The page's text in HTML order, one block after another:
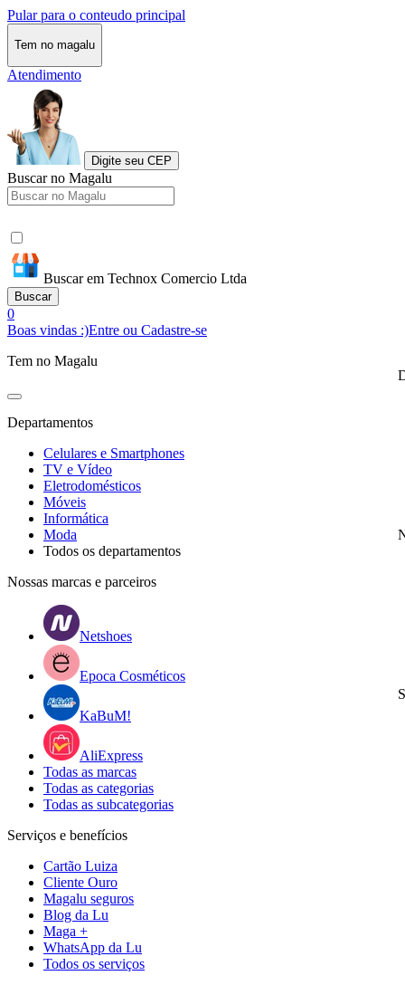
Pular para o conteudo principal
Tem no magalu
Atendimento
Digite seu CEP
Buscar no Magalu
Buscar em Technox Comercio Ltda
Buscar
0
Boas vindas :)Entre ou Cadastre-se
Tem no Magalu
Departamentos
Celulares e Smartphones
TV e Vídeo
Eletrodomésticos
Móveis
Informática
Moda
Todos os departamentos
Nossas marcas e parceiros
Netshoes
Epoca Cosméticos
KaBuM!
AliExpress
Todas as marcas
Todas as categorias
Todas as subcategorias
Serviços e benefícios
Cartão Luiza
Cliente Ouro
Magalu seguros
Blog da Lu
Maga +
WhatsApp da Lu
Todos os serviços